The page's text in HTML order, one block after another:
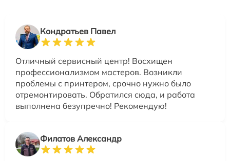
Кондратьев Павел
Отличный сервисный центр! Восхищен
профессионализмом мастеров. Возникли
проблемы с принтером, срочно нужно было
отремонтировать. Обратился сюда, и работа
выполнена безупречно! Рекомендую!
Филатов Александр